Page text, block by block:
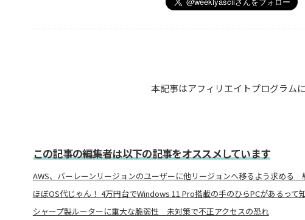
本記事はアフィリエイトプログラム
この記事の編集者は以下の記事をオススメしています
AWS、バーレーンリージョンのユーザーに他リージョンへ移るよう求める
ほぼOS代じゃん！ 4万円台でWindows 11 Pro搭載の手のひらPCがあるって
シャープ製ルーターに重大な脆弱性 未対策で不正アクセスの恐れ